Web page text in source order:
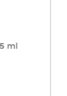
ml